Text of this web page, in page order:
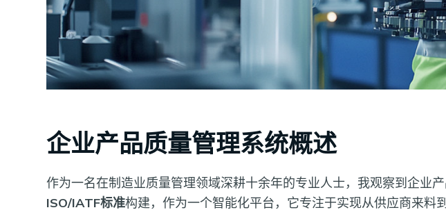
企业产品质量管理系统概述
作为一名在制造业质量管理领域深耕十余年的专业人士，我观察到企业
ISO/IATF标准构建，作为一个智能化平台，它专注于实现从供应商来